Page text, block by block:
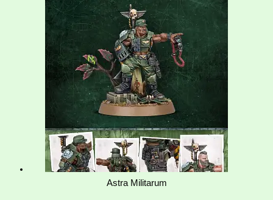
Astra Militarum